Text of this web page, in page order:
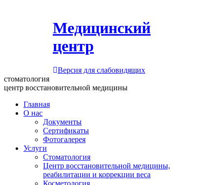
Медицинский
центр
Версия для слабовидящих
стоматология
центр восстановительной медицины
Главная
О нас
Документы
Сертификаты
Фотогалерея
Услуги
Стоматология
Центр восстановительной медицины,
реабилитации и коррекции веса
Косметология